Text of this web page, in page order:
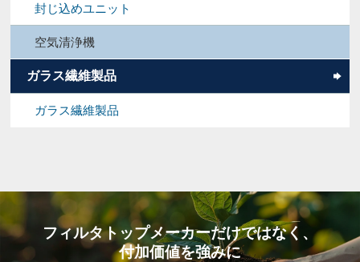
封じ込めユニット
空気清浄機
ガラス繊維製品
ガラス繊維製品
フィルタトップメーカーだけではなく、
付加価値を強みに